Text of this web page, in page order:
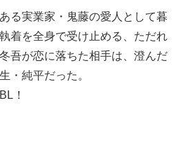
る実業家・鬼藤の愛人として暮
着を全身で受け止める、ただれ
吾が恋に落ちた相手は、澄んだ
・純平だった。
！